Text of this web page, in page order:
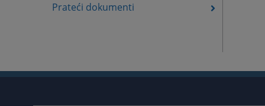
Prateći dokumenti